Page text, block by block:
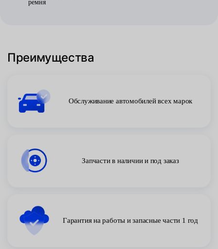
ремня
Преимущества
Обслуживание автомобилей всех марок
Запчасти в наличии и под заказ
Гарантия на работы и запасные части 1 год